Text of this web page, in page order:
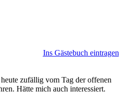
Ins Gästebuch eintragen
zufällig vom Tag der offenen
Hätte mich auch interessiert.